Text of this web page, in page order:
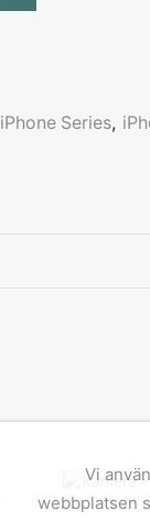
iPhone Series,
Vi
webbplatsen